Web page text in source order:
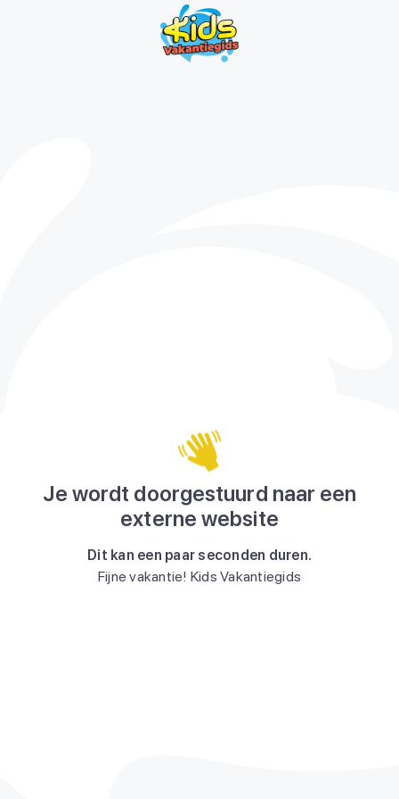
Je wordt doorgestuurd naar een
externe website
Dit kan een paar seconden duren.
Fijne vakantie! Kids Vakantiegids